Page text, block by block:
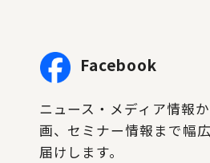
Facebook
ニュース・メディア情報
画、セミナー情報まで幅
届けします。